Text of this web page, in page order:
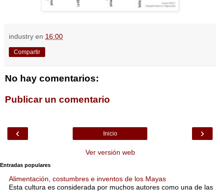
industry en 16:00
Compartir
No hay comentarios:
Publicar un comentario
‹ ›
Inicio
Ver versión web
Entradas populares
Alimentación, costumbres e inventos de los Mayas
Esta cultura es considerada por muchos autores como una de las